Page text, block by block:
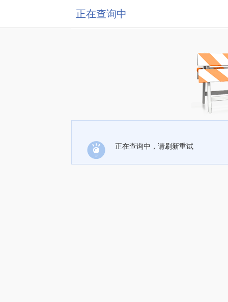
正在查询中
正在查询中，请刷新重试